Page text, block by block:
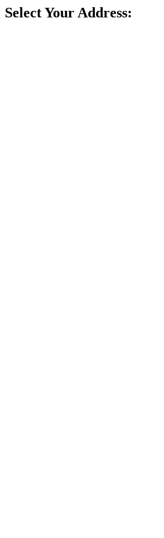
Select Your Address: